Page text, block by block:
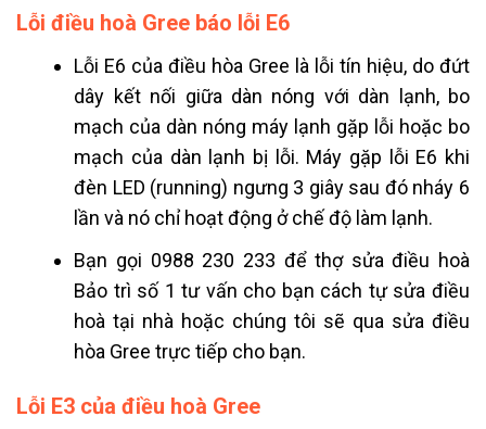
Lỗi điều hoà Gree báo lỗi E6
Lỗi E6 của điều hòa Gree là lỗi tín hiệu, do đứt
dây kết nối giữa dàn nóng với dàn lạnh, bo
mạch của dàn nóng máy lạnh gặp lỗi hoặc bo
mạch của dàn lạnh bị lỗi. Máy gặp lỗi E6 khi
đèn LED (running) ngưng 3 giây sau đó nháy 6
lần và nó chỉ hoạt động ở chế độ làm lạnh.
Bạn gọi 0988 230 233 để thợ sửa điều hoà
Bảo trì số 1 tư vấn cho bạn cách tự sửa điều
hoà tại nhà hoặc chúng tôi sẽ qua sửa điều
hòa Gree trực tiếp cho bạn.
Lỗi E3 của điều hoà Gree